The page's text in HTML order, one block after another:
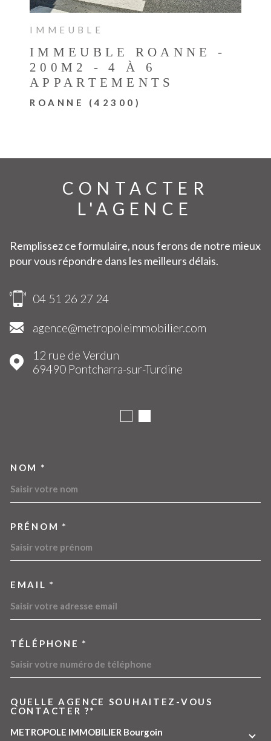
IMMEUBLE
IMMEUBLE ROANNE -
200M2 - 4 À 6
APPARTEMENTS
ROANNE (42300)
CONTACTER
L'AGENCE
Remplissez ce formulaire, nous ferons de notre mieux
pour vous répondre dans les meilleurs délais.
04 51 26 27 24
agence@metropoleimmobilier.com
12 rue de Verdun
69490
Pontcharra-sur-Turdine
NOM *
PRÉNOM *
EMAIL *
TÉLÉPHONE *
QUELLE AGENCE SOUHAITEZ-VOUS
CONTACTER ?*
METROPOLE IMMOBILIER Bourgoin